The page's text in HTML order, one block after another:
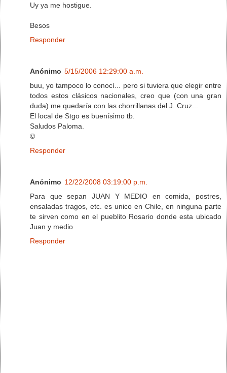
Uy ya me hostigue.
Besos
Responder
Anónimo 5/15/2006 12:29:00 a.m.
buu, yo tampoco lo conocí... pero si tuviera que elegir entre
todos estos clásicos nacionales, creo que (con una gran
duda) me quedaría con las chorrillanas del J. Cruz...
El local de Stgo es buenísimo tb.
Saludos Paloma.
©
Responder
Anónimo 12/22/2008 03:19:00 p.m.
Para que sepan JUAN Y MEDIO en comida, postres,
ensaladas tragos, etc. es unico en Chile, en ninguna parte
te sirven como en el pueblito Rosario donde esta ubicado
Juan y medio
Responder